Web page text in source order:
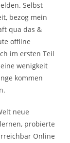
Selbst
bezog mein
qua das &
offline
im ersten Teil
wenigkeit
kommen
neue
probierte
Online